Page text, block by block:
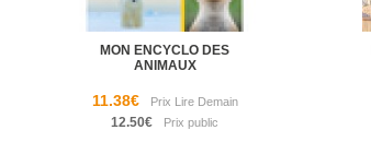
MON ENCYCLO DES
ANIMAUX
11.38€
12.50€